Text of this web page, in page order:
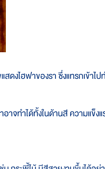
ดงไฮฟาของรา ซึ่งแทรกเข้าไ
ทำได้ทั้งในด้านสี ความแข็ง